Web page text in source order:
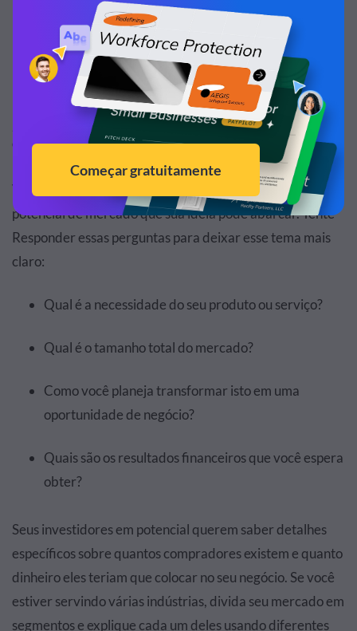
seus investidores e fazer com que eles decidam
investir na sua ideia.
2. Apresente o mercado alvo e as
oportunidades que existem
Você pode usar este slide para apresentar todo o
potencial de mercado que sua ideia pode abarcar. Tente
Responder essas perguntas para deixar esse tema mais
claro:
Qual é a necessidade do seu produto ou serviço?
Qual é o tamanho total do mercado?
Como você planeja transformar isto em uma
oportunidade de negócio?
Quais são os resultados financeiros que você espera
obter?
Seus investidores em potencial querem saber detalhes
específicos sobre quantos compradores existem e quanto
dinheiro eles teriam que colocar no seu negócio. Se você
estiver servindo várias indústrias, divida seu mercado em
segmentos e explique cada um deles usando diferentes